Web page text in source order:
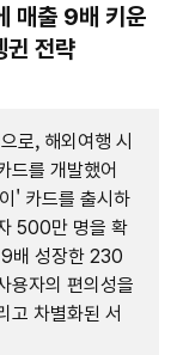
매출 9배 키운
귄 전략
로, 해외여행 시
드를 개발했어
' 카드를 출시하
500만 명을 확
배 성장한 230
용자의 편의성을
고 차별화된 서